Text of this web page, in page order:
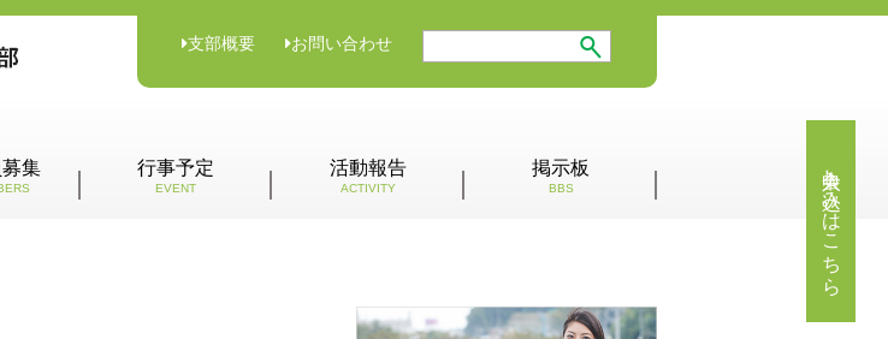
支部概要 お問い合わせ
集 行事予定
EVENT
活動報告
ACTIVITY
掲示板
BBS 入会申し込みはこちら